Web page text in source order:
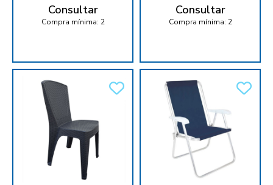
Consultar
Compra mínima: 2
Consultar
Compra mínima: 2